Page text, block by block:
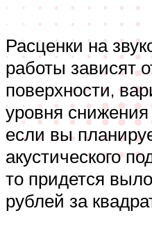
Расценки на
работы зависят
поверхности,
уровня
если вы
акустического
то придется
рублей за